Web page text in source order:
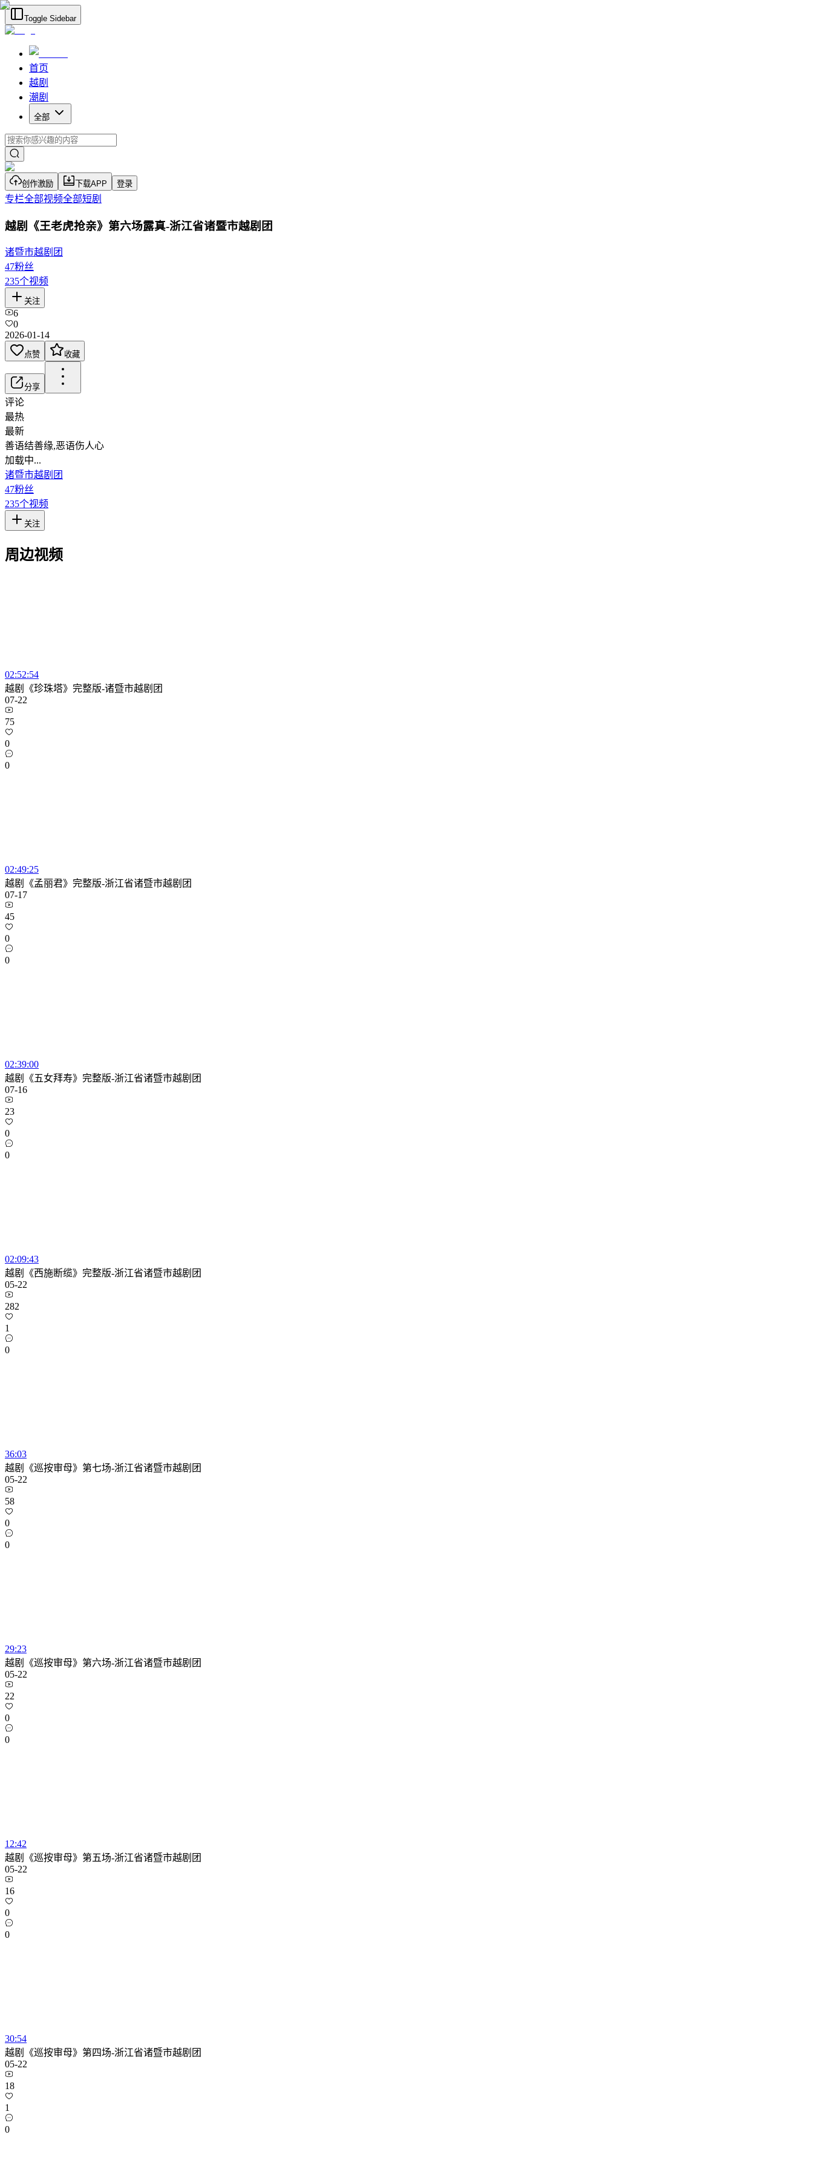
Toggle Sidebar
首页
越剧
潮剧
全部
创作激励 下载APP 登录
专栏全部视频全部短剧
越剧《王老虎抢亲》第六场露真-浙江省诸暨市越剧团
诸暨市越剧团
47粉丝
235个视频
关注
6
0
2026-01-14
点赞 收藏
分享
评论
最热
最新
善语结善缘,恶语伤人心
加载中...
诸暨市越剧团
47粉丝
235个视频
关注
周边视频
02:52:54
越剧《珍珠塔》完整版-诸暨市越剧团
07-22
75
0
0
02:49:25
越剧《孟丽君》完整版-浙江省诸暨市越剧团
07-17
45
0
0
02:39:00
越剧《五女拜寿》完整版-浙江省诸暨市越剧团
07-16
23
0
0
02:09:43
越剧《西施断缆》完整版-浙江省诸暨市越剧团
05-22
282
1
0
36:03
越剧《巡按审母》第七场-浙江省诸暨市越剧团
05-22
58
0
0
29:23
越剧《巡按审母》第六场-浙江省诸暨市越剧团
05-22
22
0
0
12:42
越剧《巡按审母》第五场-浙江省诸暨市越剧团
05-22
16
0
0
30:54
越剧《巡按审母》第四场-浙江省诸暨市越剧团
05-22
18
1
0